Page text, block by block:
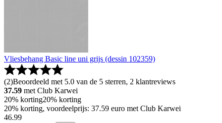
Vliesbehang Basic line uni grijs (dessin 102359)
(2)Beoordeeld met 5.0 van de 5 sterren, 2 klantreviews
37.59 met Club Karwei
20% korting20% korting
20% korting, voordeelprijs: 37.59 euro met Club Karwei
46.99